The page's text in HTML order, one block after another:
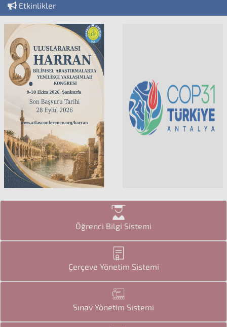
Etkinlikler
Öğrenci Bilgi Sistemi
Çerçeve Yönetim Sistemi
Sınav Yönetim Sistemi